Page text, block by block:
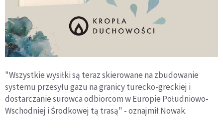
"Wszystkie wysiłki są teraz skierowane na zbudowanie
systemu przesyłu gazu na granicy turecko-greckiej i
dostarczanie surowca odbiorcom w Europie Południowo-
Wschodniej i Środkowej tą trasą" - oznajmił Nowak.